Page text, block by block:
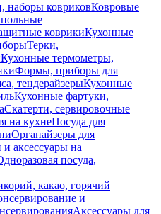
наборы ковриковКовровые
коврикиКухонные
Терки,
Кухонные термометры,
Формы, приборы для
тендерайзерыКухонные
Кухонные фартуки,
Скатерти, сервировочные
на кухнеПосуда для
Органайзеры для
аксессуары на
посуда,
какао, горячий
и
Аксессуары для